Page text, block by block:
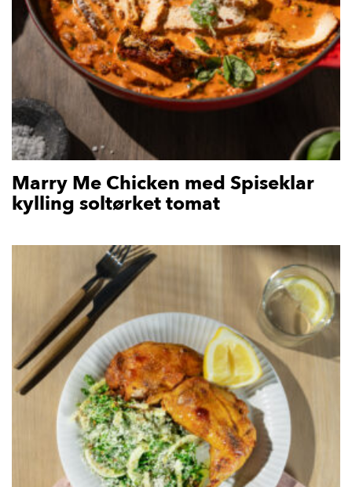
Marry Me Chicken med Spiseklar
kylling soltørket tomat